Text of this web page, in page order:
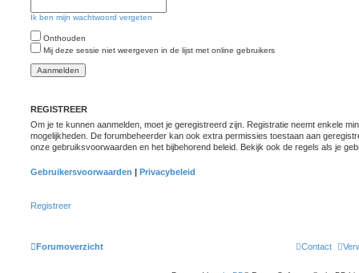
Ik ben mijn wachtwoord vergeten
Onthouden
Mij deze sessie niet weergeven in de lijst met online gebruikers
REGISTREER
Om je te kunnen aanmelden, moet je geregistreerd zijn. Registratie neemt enkele
mogelijkheden. De forumbeheerder kan ook extra permissies toestaan aan
onze gebruiksvoorwaarden en het bijbehorend beleid. Bekijk ook de regels als je
Gebruikersvoorwaarden | Privacybeleid
Registreer
Forumoverzicht Contact